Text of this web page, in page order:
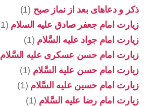
ذکر و دعاهای بعد از نماز صبح (1)
زیارت امام جعفر صادق علیه السلام (1)
زیارت امام جواد علیه السَّلام (1)
زیارت امام حسن عسکری علیه السَّلام
زیارت امام حسن علیه السَّلام (1)
زیارت امام حسین علیه السَّلام (1)
زیارت امام رضا علیه السَّلام (1)